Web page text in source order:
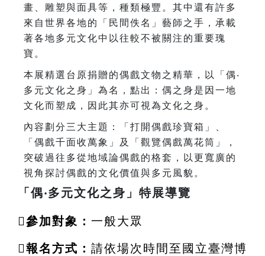
畫、雕塑與面具等，種類極豐。其中還有許多
來自世界各地的「民間佚名」藝師之手，承載
著各地多元文化中以往較不被關注的重要瑰
寶。
本展精選台原捐贈的偶戲文物之精華，以「偶‧
多元文化之身」為名，點出：偶之身是因一地
文化而塑成，因此其亦可視為文化之身。
內容劃分三大主題：「打開偶戲珍寶箱」、
「偶戲千面收萬象」及「觀覽偶戲萬花筒」，
突破過往多從地域論偶戲的格套，以更寬廣的
視角探討偶戲的文化價值與多元風貌。
「偶‧多元文化之身」特展導覽
參加對象： 一般大眾
報名方式： 請依場次時間至國立臺灣博